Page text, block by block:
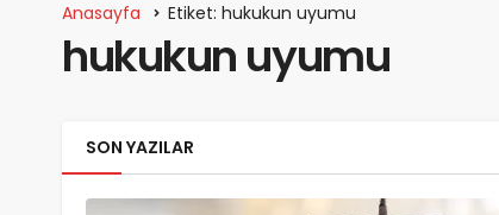
Anasayfa Etiket: hukukun uyumu
hukukun uyumu
SON YAZILAR